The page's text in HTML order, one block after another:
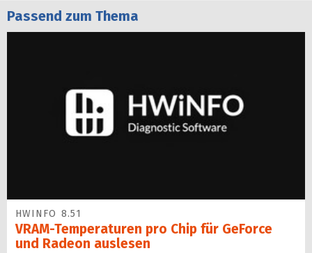
Passend zum Thema
HWINFO 8.51
VRAM-Temperaturen pro Chip für GeForce
und Radeon auslesen